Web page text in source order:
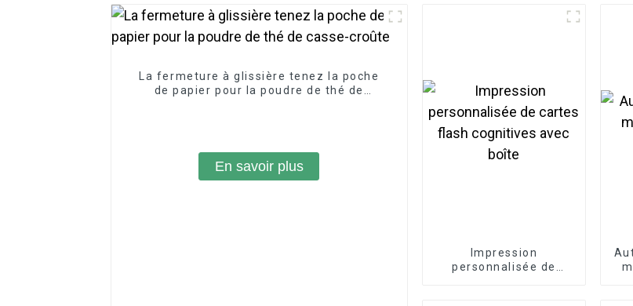
La fermeture à glissière tenez la poche
de papier pour la poudre de thé de
En savoir plus
Impression
personnalisée de